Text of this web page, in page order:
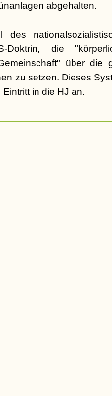
abgehalten.
die
über die
zu setzen. Dieses
in die HJ an.